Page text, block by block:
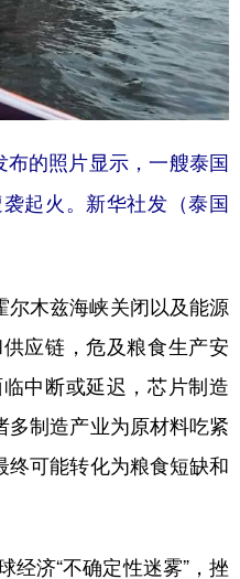
的照片显示，一艘泰国
起火。新华社发（泰国
木兹海峡关闭以及能源
应链，危及粮食生产安
中断或延迟，芯片制造
多制造产业为原材料吃紧
终可能转化为粮食短缺和
济“不确定性迷雾”，挫